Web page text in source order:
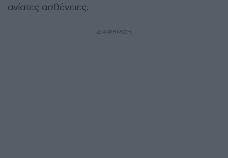
ανίατες ασθένειες.
ΔΙΑΦΗΜΙΣΗ